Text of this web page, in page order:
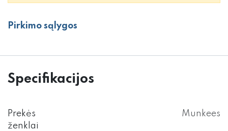
Pirkimo sąlygos
Specifikacijos
Prekės
ženklai
Munkees